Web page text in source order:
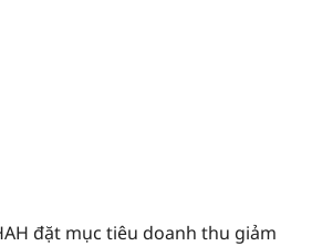
đặt mục tiêu doanh thu giảm